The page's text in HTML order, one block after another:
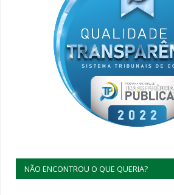
NÃO ENCONTROU O QUE QUERIA?